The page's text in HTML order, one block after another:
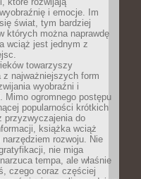
i emocje. Im
świat, tym bardziej
których można naprawdę
wciąż jest jednym z
towarzyszy
z najważniejszych form
wyobraźni i
Mimo ogromnego postępu
popularności krótkich
przyzwyczajenia do
książka wciąż
rozwoju. Nie
nie miga
tempa, ale właśnie
czego coraz częściej